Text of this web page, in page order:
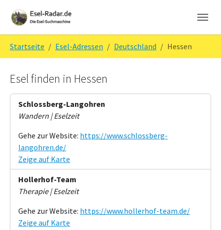
Startseite Esel-Adressen Deutschland Hessen
Esel finden in Hessen
Schlossberg-Langohren
Wandern | Eselzeit
Gehe zur Website: https://www.schlossberg-
langohren.de/
Zeige auf Karte
Hollerhof-Team
Therapie | Eselzeit
Gehe zur Website: https://www.hollerhof-team.de/
Zeige auf Karte